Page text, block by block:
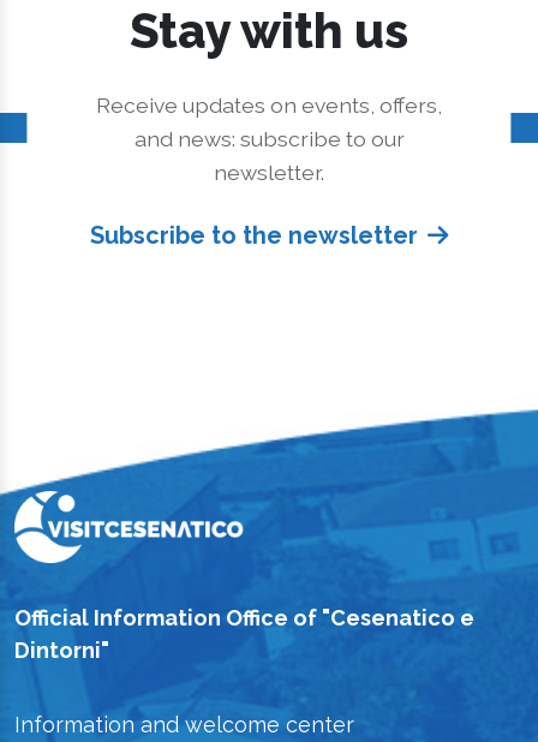
Stay with us
Receive updates on events, offers,
and news: subscribe to our
newsletter.
Subscribe to the newsletter
Official Information Office of "Cesenatico e
Dintorni"
Information and welcome center